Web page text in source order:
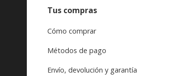
Tus compras
Cómo comprar
Métodos de pago
Envío, devolución y garantía